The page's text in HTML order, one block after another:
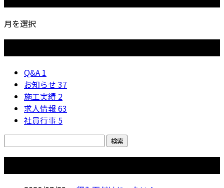
月を選択
Q&A 1
お知らせ 37
施工実績 2
求人情報 63
社員行事 5